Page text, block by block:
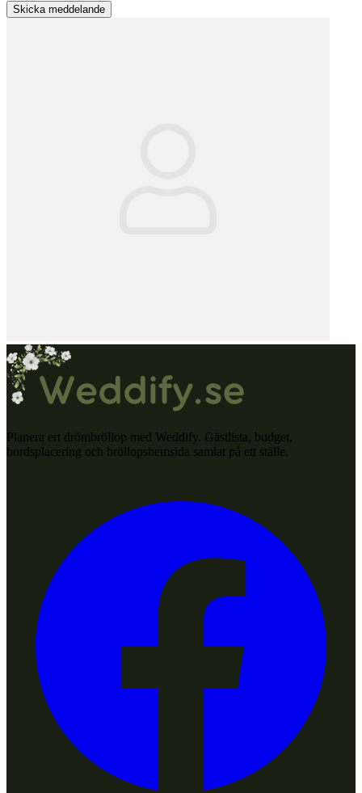
Skicka meddelande
Planera ert drömbröllop med Weddify. Gästlista, budget,
bordsplacering och bröllopshemsida samlat på ett ställe.